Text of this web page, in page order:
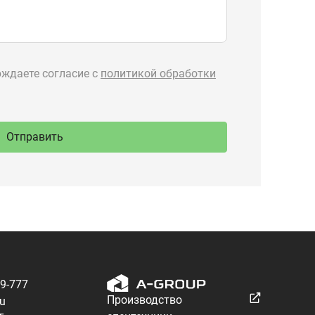
777
71
спецтехники
Разработка — ALGUS